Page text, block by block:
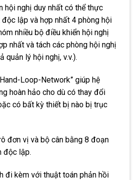
hội nghị duy nhất có thể thực
lập và hợp nhất 4 phòng hội
nhiều bộ điều khiển hội nghị
nhất và tách các phòng hội nghị
quản lý hội nghị, v.v.).
Loop-Network” giúp hệ
hoàn hảo cho dù có thay đổi
có bất kỳ thiết bị nào bị trục
đơn vị và bộ cân bằng 8 đoạn
độc lập.
đi kèm với thuật toán phản hồi